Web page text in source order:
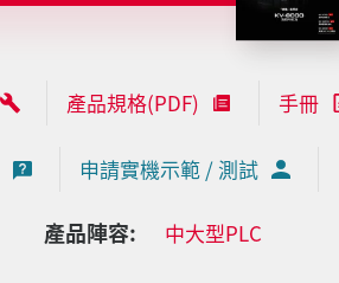
產品規格(PDF) 手冊
申請實機示範 / 測試
產品陣容: 中大型PLC